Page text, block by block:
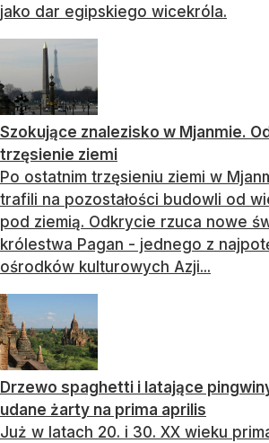
jako dar egipskiego wicekróla.
Szokujące znalezisko w Mjanmie.
trzęsienie ziemi
Po ostatnim trzęsieniu ziemi w
trafili na pozostałości budowli od
pod ziemią. Odkrycie rzuca nowe
królestwa Pagan - jednego z
ośrodków kulturowych Azji...
Drzewo spaghetti i latające
udane żarty na prima aprilis
Już w latach 20. i 30. XX wieku